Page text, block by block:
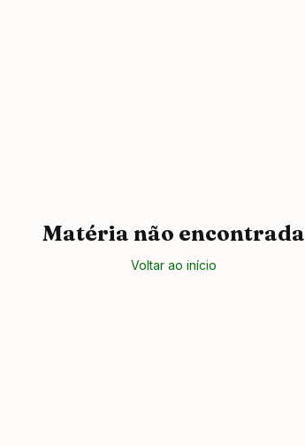
Matéria não encontrada
Voltar ao início